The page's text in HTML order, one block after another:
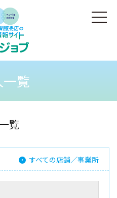
覧
覧
すべての店舗／事業所